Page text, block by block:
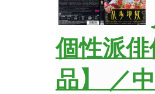
個性派
品】 ／